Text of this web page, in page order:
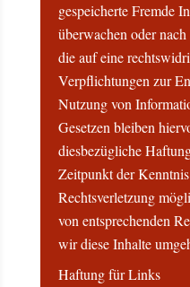
gespeicherte Fremde
überwachen oder
die auf eine
Verpflichtungen zur
Nutzung von
Gesetzen bleiben
diesbezügliche
Zeitpunkt der
Rechtsverletzung
von entsprechenden
wir diese Inhalte
Haftung für Links